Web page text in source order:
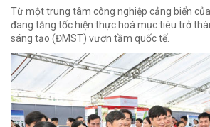
Từ một trung tâm công nghiệp cảng biển
đang tăng tốc hiện thực hoá mục tiêu trở
sáng tạo (ĐMST) vươn tầm quốc tế.